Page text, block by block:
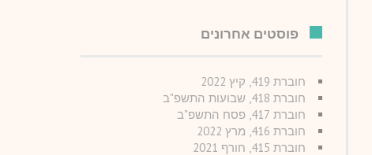
פוסטים אחרונים
חוברת 419, קיץ 2022
חוברת 418, שבועות התשפ"ב
חוברת 417, פסח התשפ"ב
חוברת 416, מרץ 2022
חוברת 415, חורף 2021